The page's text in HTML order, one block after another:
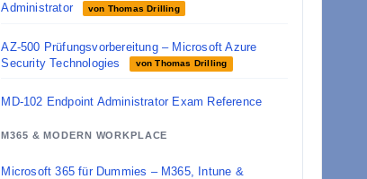
Administrator
von Thomas Drilling
AZ-500 Prüfungsvorbereitung – Microsoft Azure
Security Technologies
von Thomas Drilling
MD-102 Endpoint Administrator Exam Reference
M365 & MODERN WORKPLACE
Microsoft 365 für Dummies – M365, Intune &